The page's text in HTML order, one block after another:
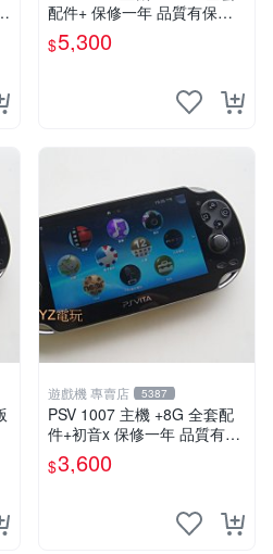
配件+ 保修一年 品質有保障 p
s vita 改好直下直玩
$5,300
遊戲機 專賣店 5387
PSV 1007 主機 +8G 全套配
件+初音x 保修一年 品質有保
障
$3,600